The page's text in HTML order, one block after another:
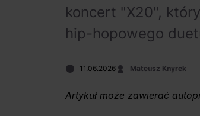
koncert "X20",
hip-hopowego
11.06.2026 Mateusz Knyrek
Artykuł może zawierać